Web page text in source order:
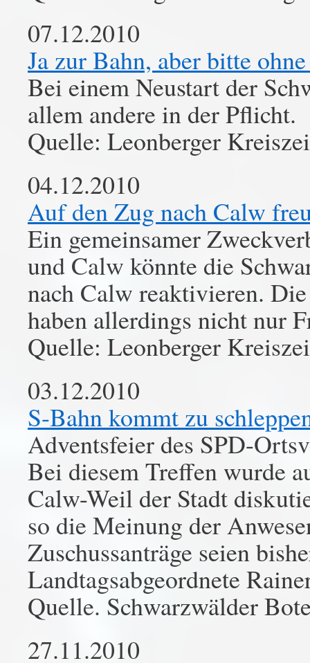
07.12.2010
Ja zur Bahn, aber bitte
Bei einem Neustart der
allem andere in der Pflicht.
Quelle: Leonberger
04.12.2010
Auf den Zug nach Calw
Ein gemeinsamer
und Calw könnte die
nach Calw reaktivieren.
haben allerdings nicht nur
Quelle: Leonberger
03.12.2010
S-Bahn kommt zu
Adventsfeier des SPD-
Bei diesem Treffen wurde
Calw-Weil der Stadt
so die Meinung der
Zuschussanträge seien
Landtagsabgeordnete
Quelle. Schwarzwälder
27.11.2010